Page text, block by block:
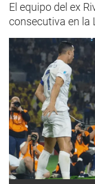
El equipo del ex
consecutiva en la